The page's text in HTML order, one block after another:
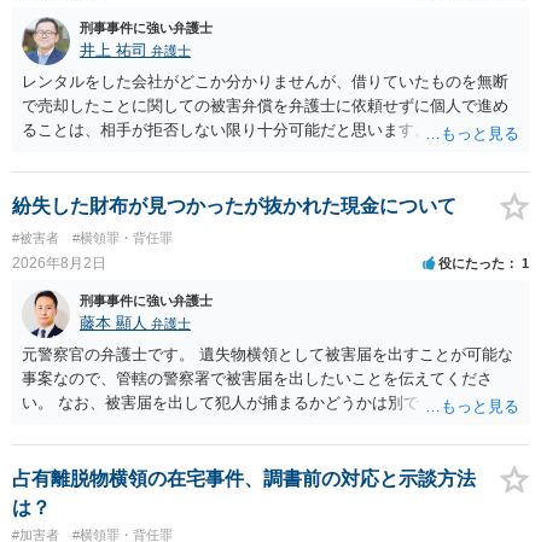
刑事事件に強い弁護士
井上 祐司 弁護士
レンタルをした会社がどこか分かりませんが、借りていたものを無断
で売却したことに関しての被害弁償を弁護士に依頼せずに個人で進め
ることは、相手が拒否しない限り十分可能だと思います。 見積を出し
か）、弁護士に法律相談において助言をもらえば足りるでしょう。
紛失した財布が見つかったが抜かれた現金について
#被害者 #横領罪・背任罪
2026年8月2日 役にたった 1
刑事事件に強い弁護士
藤本 顯人 弁護士
元警察官の弁護士です。 遺失物横領として被害届を出すことが可能な
事案なので、管轄の警察署で被害届を出したいことを伝えてくださ
い。 なお、被害届を出して犯人が捕まるかどうかは別で、置き忘れた
思います。 いずれにせよ一度対応を求めてみた方が納得できるのでは
ないでしょうか。
占有離脱物横領の在宅事件、調書前の対応と示談方法
は？
#加害者 #横領罪・背任罪